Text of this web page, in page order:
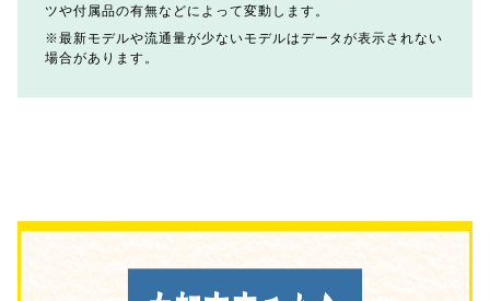
ツや付属品の有無などによって変動します。
最新モデルや流通量が少ないモデルはデータが表示されない
場合があります。